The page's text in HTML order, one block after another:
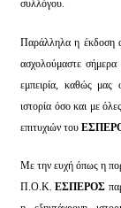
συλλόγου.
Παράλληλα η έκδοση
ασχολούμαστε
εμπειρία, καθώς μας
ιστορία όσο και με
επιτυχιών του
Με την ευχή όπως η
Π.Ο.Κ. ΕΣΠΕΡΟΣ